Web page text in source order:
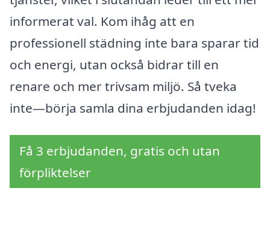
informerat val. Kom ihåg att en
professionell städning inte bara sparar tid
och energi, utan också bidrar till en
renare och mer trivsam miljö. Så tveka
inte—börja samla dina erbjudanden idag!
Få 3 erbjudanden, gratis och utan
förpliktelser